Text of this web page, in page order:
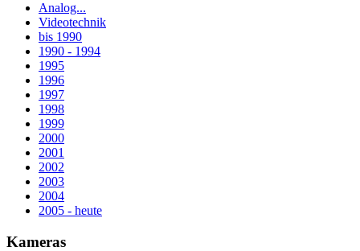
Analog...
Videotechnik
bis 1990
1990 - 1994
1995
1996
1997
1998
1999
2000
2001
2002
2003
2004
2005 - heute
Kameras